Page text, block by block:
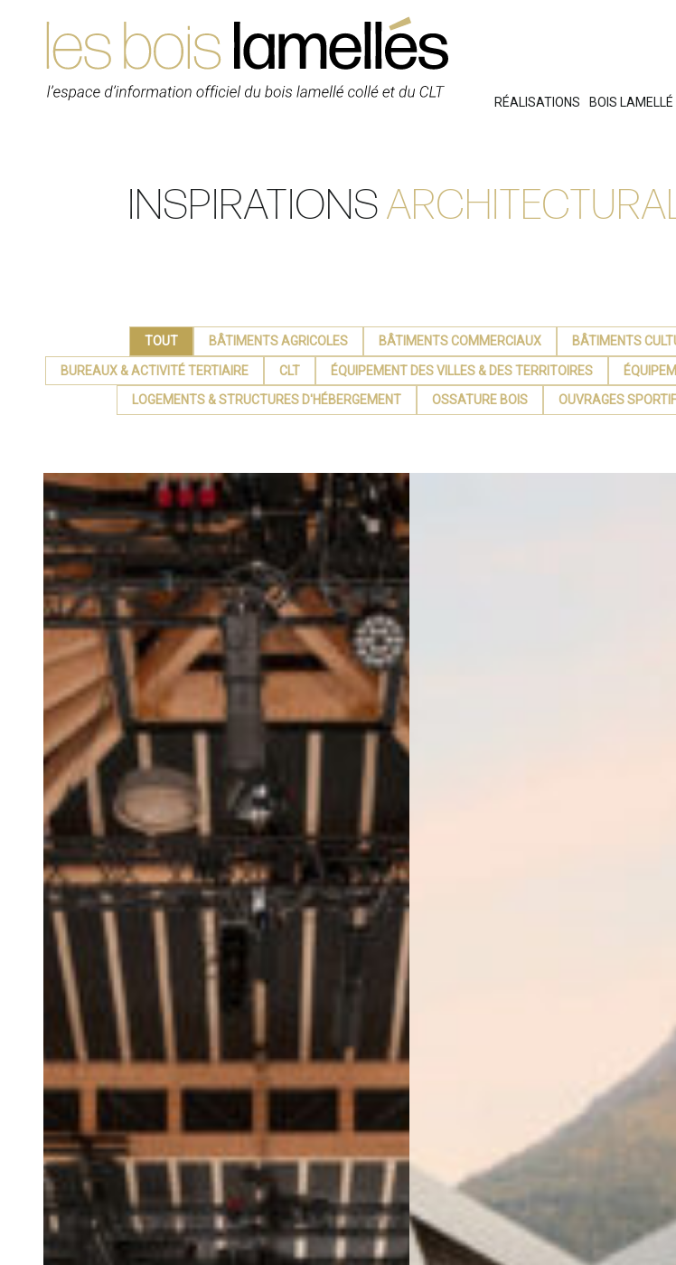
RÉALISATIONS BOIS LAMELLÉ
INSPIRATIONS
TOUT BÂTIMENTS AGRICOLES BÂTIMENTS COMMERCIAUX BÂTIMENTS
BUREAUX & ACTIVITÉ TERTIAIRE CLT ÉQUIPEMENT DES VILLES & DES TERRITOIRES
LOGEMENTS & STRUCTURES D'HÉBERGEMENT OSSATURE BOIS OUVRAGES